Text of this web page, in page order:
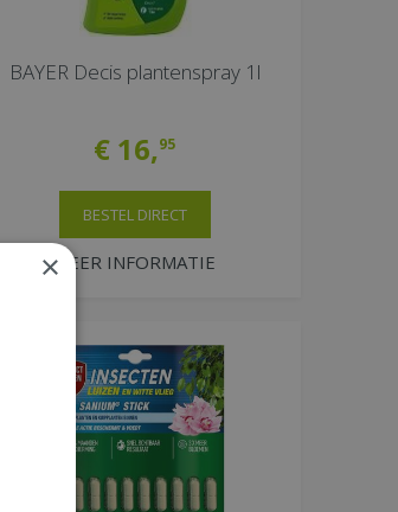
BAYER Decis plantenspray 1l
€ 16,95
MEER INFORMATIE
BESTEL DIRECT
×